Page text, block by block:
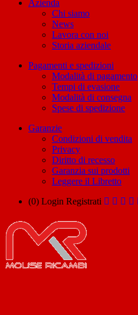
Azienda
Chi siamo
News
Lavora con noi
Storia aziendale
Pagamenti e spedizioni
Modalità di pagamento
Tempi di evasione
Modalità di consegna
Spese di spedizione
Garanzie
Condizioni di vendita
Privacy
Diritto di recesso
Garanzia sui prodotti
Leggere il Libretto
(0) Login Registrati